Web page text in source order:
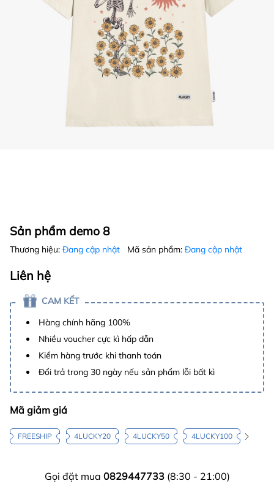
Sản phẩm demo 8
Thương hiệu: Đang cập nhật Mã sản phẩm: Đang cập nhật
Liên hệ
CAM KẾT
Hàng chính hãng 100%
Nhiều voucher cực kì hấp dẫn
Kiểm hàng trước khi thanh toán
Đổi trả trong 30 ngày nếu sản phẩm lỗi bất kì
Mã giảm giá
FREESHIP 4LUCKY20 4LUCKY50 4LUCKY100
Gọi đặt mua 0829447733(8:30 - 21:00)